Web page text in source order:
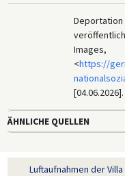
Deportation
Images,
<https://
[04.06.2026].
ÄHNLICHE QUELLEN
Luftaufnahmen der Villa